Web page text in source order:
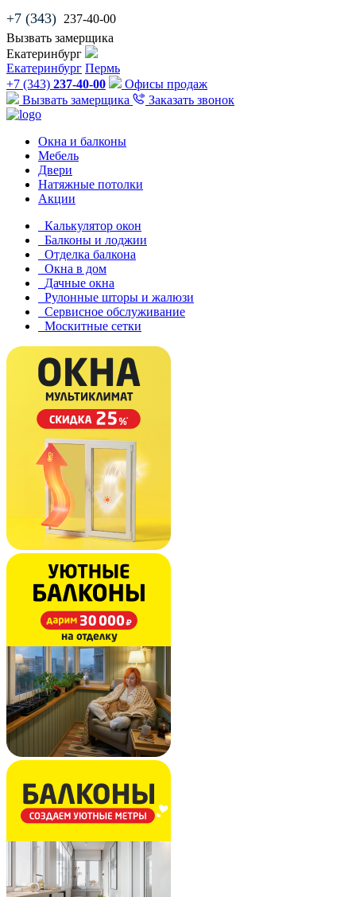
+7 (343) 237-40-00
Вызвать замерщика
Екатеринбург
Екатеринбург Пермь
+7 (343) 237-40-00
Офисы продаж
Вызвать замерщика
Заказать звонок
Окна и балконы
Мебель
Двери
Натяжные потолки
Акции
Калькулятор окон
Балконы и лоджии
Отделка балкона
Окна в дом
Дачные окна
Рулонные шторы и жалюзи
Сервисное обслуживание
Москитные сетки